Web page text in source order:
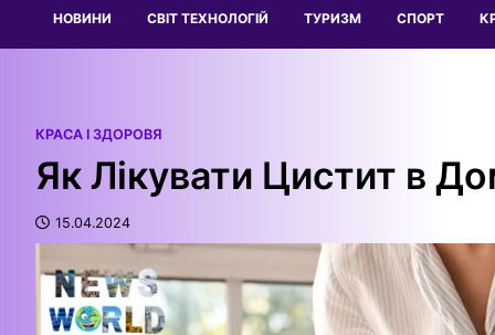
НОВИНИ СВІТ ТЕХНОЛОГІЙ ТУРИЗМ СПОРТ
КРАСА І ЗДОРОВЯ
Як Лікувати Цистит в
15.04.2024